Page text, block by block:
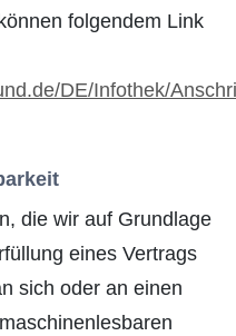
folgendem Link
DE/Infothek/
die wir auf Grundlage
eines Vertrags
sich oder an einen